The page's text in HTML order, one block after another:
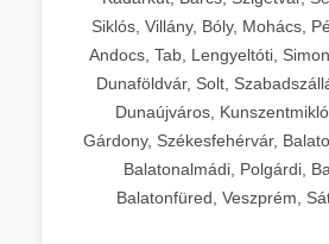
Siklós, Villány, Bóly, Mohács,
Andocs, Tab, Lengyeltóti,
Dunaföldvár, Solt,
Dunaújváros,
Gárdony, Székesfehérvár,
Balatonalmádi, Polgárdi,
Balatonfüred, Veszprém,